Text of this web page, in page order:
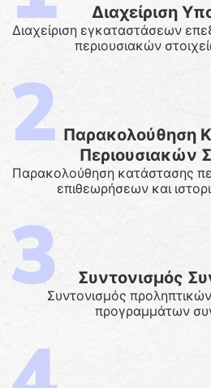
Διαχείριση
Διαχείριση εγκαταστάσεων
περιουσιακών
Παρακολούθηση
Περιουσιακών
Παρακολούθηση κατάστασης
επιθεωρήσεων και
Συντονισμός
Συντονισμός
προγραμμάτων